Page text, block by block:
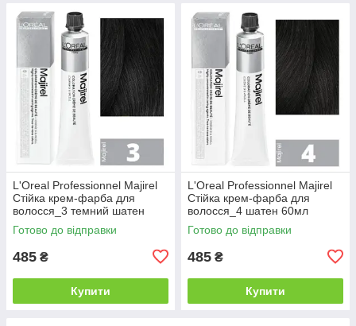
L'Oreal Professionnel Majirel
Стійка крем-фарба для
волосся_3 темний шатен
60мл
Готово до відправки
485 ₴
Купити
L'Oreal Professionnel Majirel
Стійка крем-фарба для
волосся_4 шатен 60мл
Готово до відправки
485 ₴
Купити